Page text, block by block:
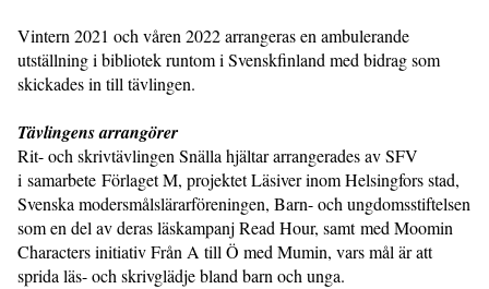
Vintern 2021 och våren 2022 arrangeras en ambulerande
utställning i bibliotek runtom i Svenskfinland med bidrag som
skickades in till tävlingen.
Tävlingens arrangörer
Rit- och skrivtävlingen Snälla hjältar arrangerades av SFV
i samarbete Förlaget M, projektet Läsiver inom Helsingfors stad,
Svenska modersmålslärarföreningen, Barn- och ungdomsstiftelsen
som en del av deras läskampanj Read Hour, samt med Moomin
Characters initiativ Från A till Ö med Mumin, vars mål är att
sprida läs- och skrivglädje bland barn och unga.